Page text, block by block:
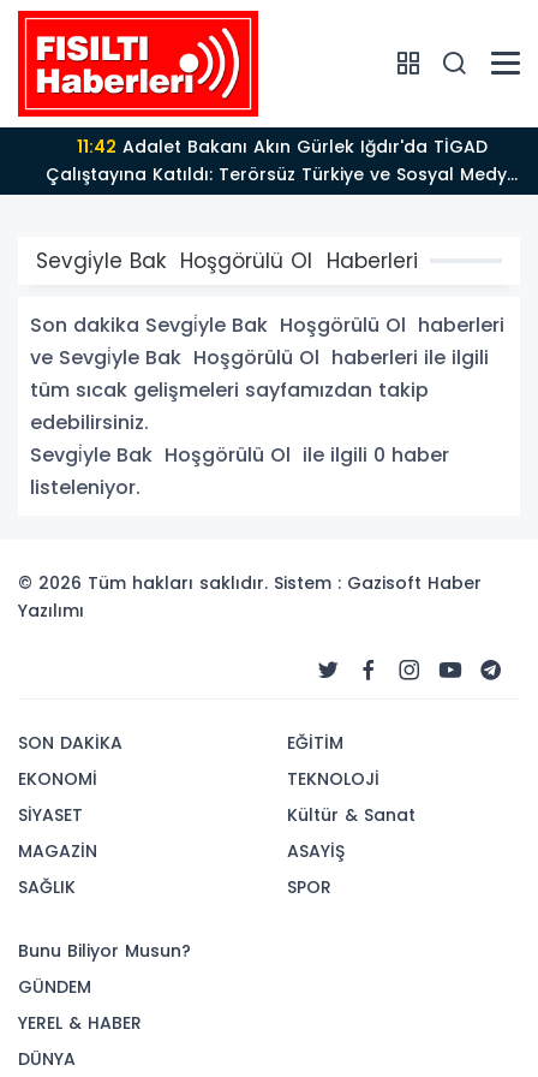
11:42Adalet Bakanı Akın Gürlek Iğdır'da TİGAD
Çalıştayına Katıldı: Terörsüz Türkiye ve Sosyal Medya
Düzenlemesi Mesajı
Sevgi̇yle Bak Hoşgörülü Ol Haberleri
Son dakika Sevgi̇yle Bak Hoşgörülü Ol haberleri
ve Sevgi̇yle Bak Hoşgörülü Ol haberleri ile ilgili
tüm sıcak gelişmeleri sayfamızdan takip
edebilirsiniz.
Sevgi̇yle Bak Hoşgörülü Ol ile ilgili 0 haber
listeleniyor.
© 2026 Tüm hakları saklıdır. Sistem : Gazisoft Haber
Yazılımı
SON DAKİKA
EKONOMİ
SİYASET
MAGAZİN
SAĞLIK
EĞİTİM
TEKNOLOJİ
Kültür & Sanat
ASAYİŞ
SPOR
Bunu Biliyor Musun?
GÜNDEM
YEREL & HABER
DÜNYA